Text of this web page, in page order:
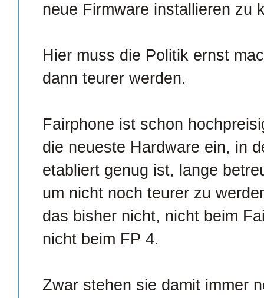
neue Firmware installieren zu
Hier muss die Politik ernst
dann teurer werden.
Fairphone ist schon
die neueste Hardware ein, in
etabliert genug ist, lange
um nicht noch teurer zu
das bisher nicht, nicht beim
nicht beim FP 4.
Zwar stehen sie damit immer